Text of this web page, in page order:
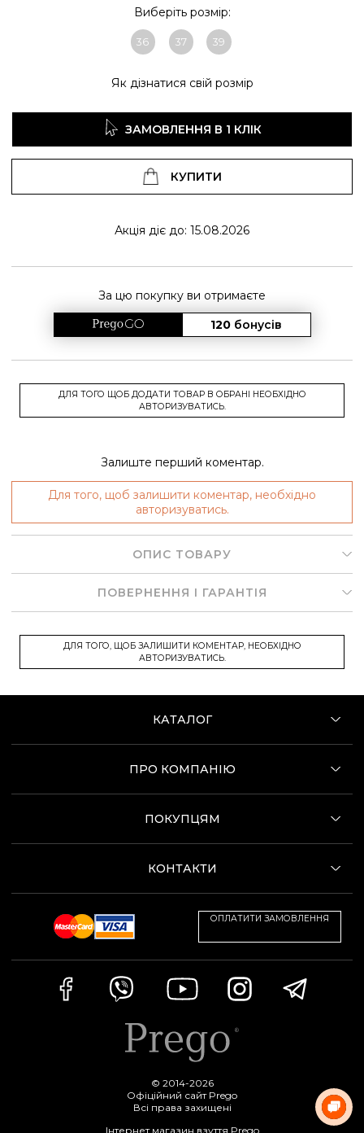
Виберіть розмір:
36 37 39
Як дізнатися свій розмір
ЗАМОВЛЕННЯ В 1 КЛІК
КУПИТИ
Акція діє до: 15.08.2026
За цю покупку ви отримаєте
120 бонусів
ДЛЯ ТОГО ЩОБ ДОДАТИ ТОВАР В ОБРАНІ НЕОБХІДНО
АВТОРИЗУВАТИСЬ.
Залиште перший коментар.
Для того, щоб залишити коментар, необхідно
авторизуватись.
ОПИС ТОВАРУ
ПОВЕРНЕННЯ І ГАРАНТІЯ
ДЛЯ ТОГО, ЩОБ ЗАЛИШИТИ КОМЕНТАР, НЕОБХІДНО
АВТОРИЗУВАТИСЬ.
КАТАЛОГ
ПРО КОМПАНІЮ
ПОКУПЦЯМ
КОНТАКТИ
ОПЛАТИТИ ЗАМОВЛЕННЯ
© 2014-2026
Офіційний сайт Prego
Всі права захищені
Інтернет магазин взуття Prego